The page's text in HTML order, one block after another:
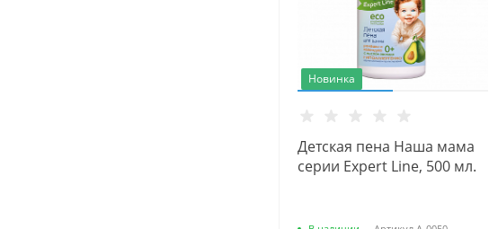
Новинка
Детская пена Наша мама
серии Expert Line, 500 мл.